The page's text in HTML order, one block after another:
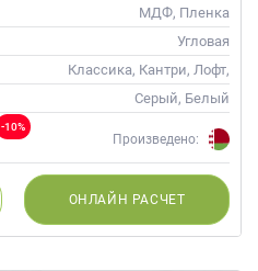
МДФ, Пленка
Угловая
Классика, Кантри, Лофт,
Скандинавский, Неоклассика,
Современные
Серый, Белый
-10%
Произведено:
ОНЛАЙН РАСЧЕТ